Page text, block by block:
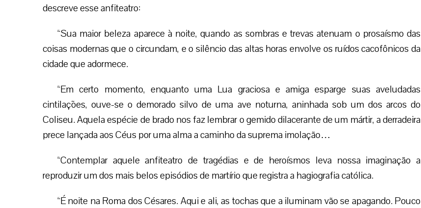
descreve esse anfiteatro:
“Sua maior beleza aparece à noite, quando as sombras e trevas atenuam o prosaísmo das
coisas modernas que o circundam, e o silêncio das altas horas envolve os ruídos cacofônicos da
cidade que adormece.
“Em certo momento, enquanto uma Lua graciosa e amiga esparge suas aveludadas
cintilações, ouve-se o demorado silvo de uma ave noturna, aninhada sob um dos arcos do
Coliseu. Aquela espécie de brado nos faz lembrar o gemido dilacerante de um mártir, a derradeira
prece lançada aos Céus por uma alma a caminho da suprema imolação…
“Contemplar aquele anfiteatro de tragédias e de heroísmos leva nossa imaginação a
reproduzir um dos mais belos episódios de martírio que registra a hagiografia católica.
“É noite na Roma dos Césares. Aqui e ali, as tochas que a iluminam vão se apagando. Pouco